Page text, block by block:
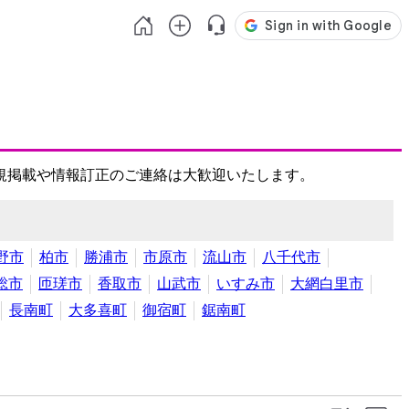
載や情報訂正のご連絡は大歓迎いたします。
市 柏市 勝浦市 市原市 流山市
八千代市
市 匝瑳市 香取市 山武市 いすみ市
大網白里市
長南町 大多喜町 御宿町 鋸南町